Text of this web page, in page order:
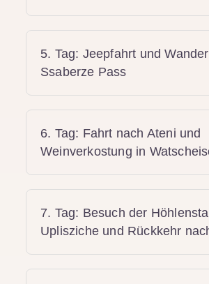
5. Tag: Jeepfahrt und
Ssaberze Pass
6. Tag: Fahrt nach Ateni und
Weinverkostung in
7. Tag: Besuch der
Uplisziche und Rückkehr